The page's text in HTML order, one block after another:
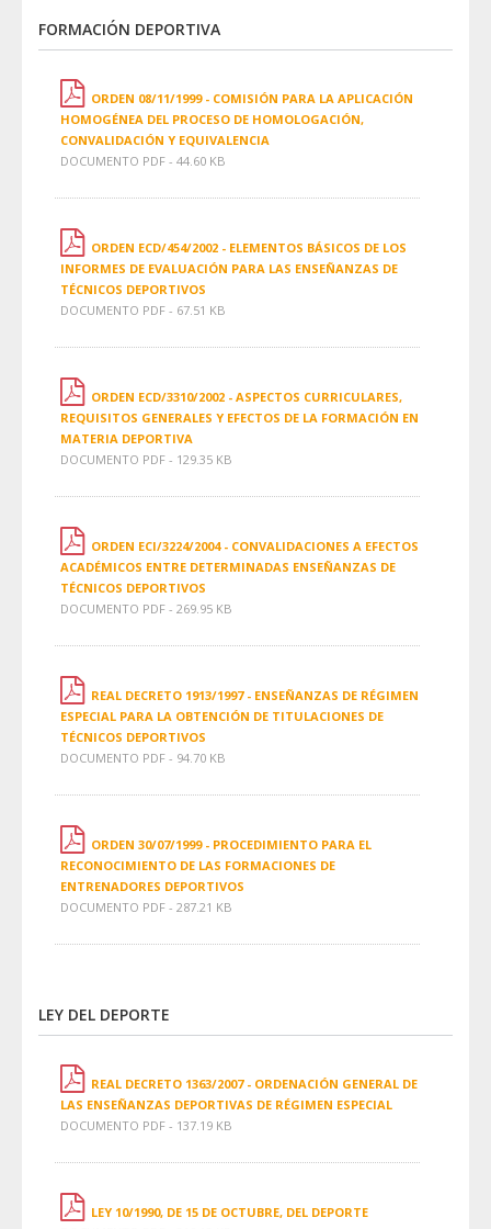
FORMACIÓN DEPORTIVA
ORDEN 08/11/1999 - COMISIÓN PARA LA APLICACIÓN
HOMOGÉNEA DEL PROCESO DE HOMOLOGACIÓN,
CONVALIDACIÓN Y EQUIVALENCIA
DOCUMENTO PDF - 44.60 KB
ORDEN ECD/454/2002 - ELEMENTOS BÁSICOS DE LOS
INFORMES DE EVALUACIÓN PARA LAS ENSEÑANZAS DE
TÉCNICOS DEPORTIVOS
DOCUMENTO PDF - 67.51 KB
ORDEN ECD/3310/2002 - ASPECTOS CURRICULARES,
REQUISITOS GENERALES Y EFECTOS DE LA FORMACIÓN EN
MATERIA DEPORTIVA
DOCUMENTO PDF - 129.35 KB
ORDEN ECI/3224/2004 - CONVALIDACIONES A EFECTOS
ACADÉMICOS ENTRE DETERMINADAS ENSEÑANZAS DE
TÉCNICOS DEPORTIVOS
DOCUMENTO PDF - 269.95 KB
REAL DECRETO 1913/1997 - ENSEÑANZAS DE RÉGIMEN
ESPECIAL PARA LA OBTENCIÓN DE TITULACIONES DE
TÉCNICOS DEPORTIVOS
DOCUMENTO PDF - 94.70 KB
ORDEN 30/07/1999 - PROCEDIMIENTO PARA EL
RECONOCIMIENTO DE LAS FORMACIONES DE
ENTRENADORES DEPORTIVOS
DOCUMENTO PDF - 287.21 KB
LEY DEL DEPORTE
REAL DECRETO 1363/2007 - ORDENACIÓN GENERAL DE
LAS ENSEÑANZAS DEPORTIVAS DE RÉGIMEN ESPECIAL
DOCUMENTO PDF - 137.19 KB
LEY 10/1990, DE 15 DE OCTUBRE, DEL DEPORTE